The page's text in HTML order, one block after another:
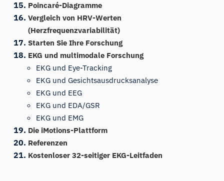
Poincaré-Diagramme
Vergleich von HRV-Werten
(Herzfrequenzvariabilität)
Starten Sie Ihre Forschung
EKG und multimodale Forschung
EKG und Eye-Tracking
EKG und Gesichtsausdrucksanalyse
EKG und EEG
EKG und EDA/GSR
EKG und EMG
Die iMotions-Plattform
Referenzen
Kostenloser 32-seitiger EKG-Leitfaden